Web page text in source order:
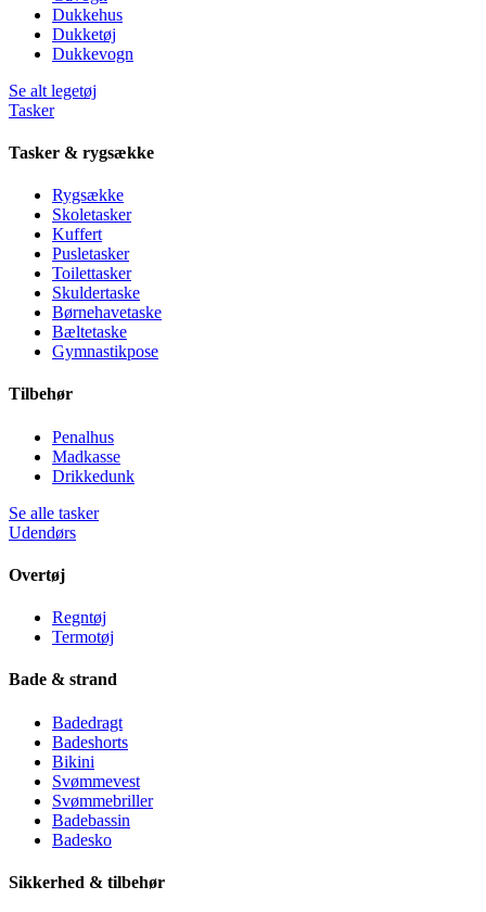
Dukkehus
Dukketøj
Dukkevogn
Se alt legetøj
Tasker
Tasker & rygsække
Rygsække
Skoletasker
Kuffert
Pusletasker
Toilettasker
Skuldertaske
Børnehavetaske
Bæltetaske
Gymnastikpose
Tilbehør
Penalhus
Madkasse
Drikkedunk
Se alle tasker
Udendørs
Overtøj
Regntøj
Termotøj
Bade & strand
Badedragt
Badeshorts
Bikini
Svømmevest
Svømmebriller
Badebassin
Badesko
Sikkerhed & tilbehør